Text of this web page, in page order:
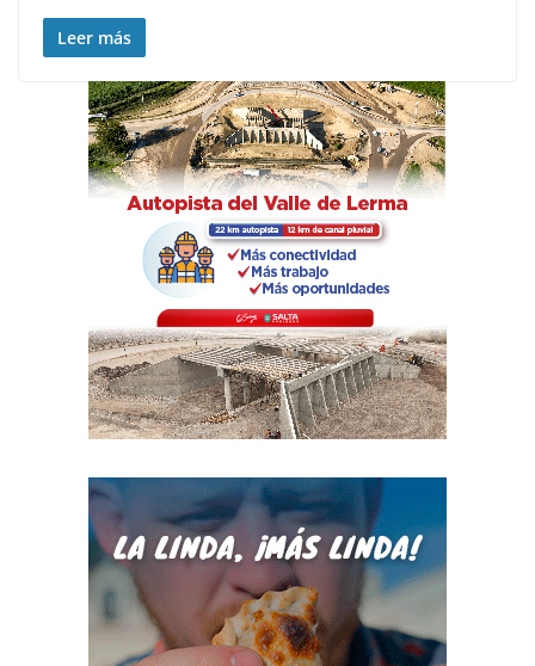
Leer más